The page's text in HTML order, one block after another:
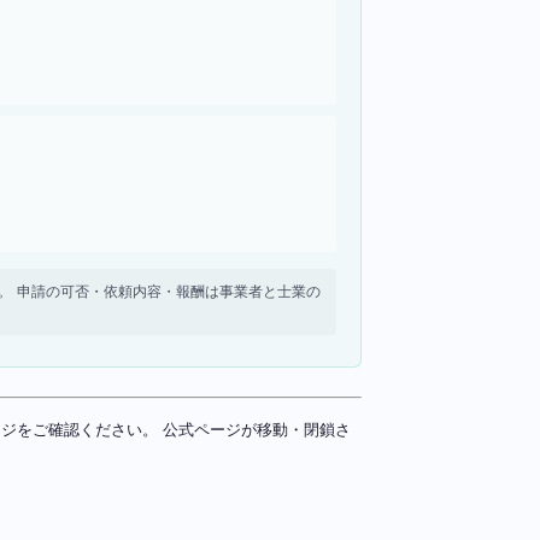
申請の可否・依頼内容・報酬は事業者と士業の
をご確認ください。 公式ページが移動・閉鎖さ